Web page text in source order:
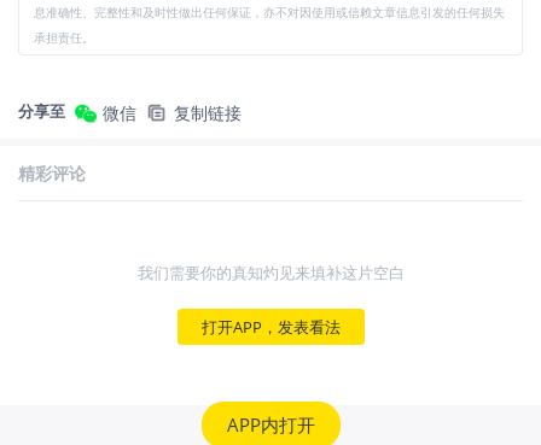
息准确性、完整性和及时性做出任何保证，亦不对因使用或信赖文章信息引发的任何损失
承担责任。
分享至 微信 复制链接
精彩评论
我们需要你的真知灼见来填补这片空白
打开APP，发表看法
APP内打开